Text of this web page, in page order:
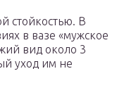
стойкостью. В
в вазе «мужское
вид около 3
уход им не